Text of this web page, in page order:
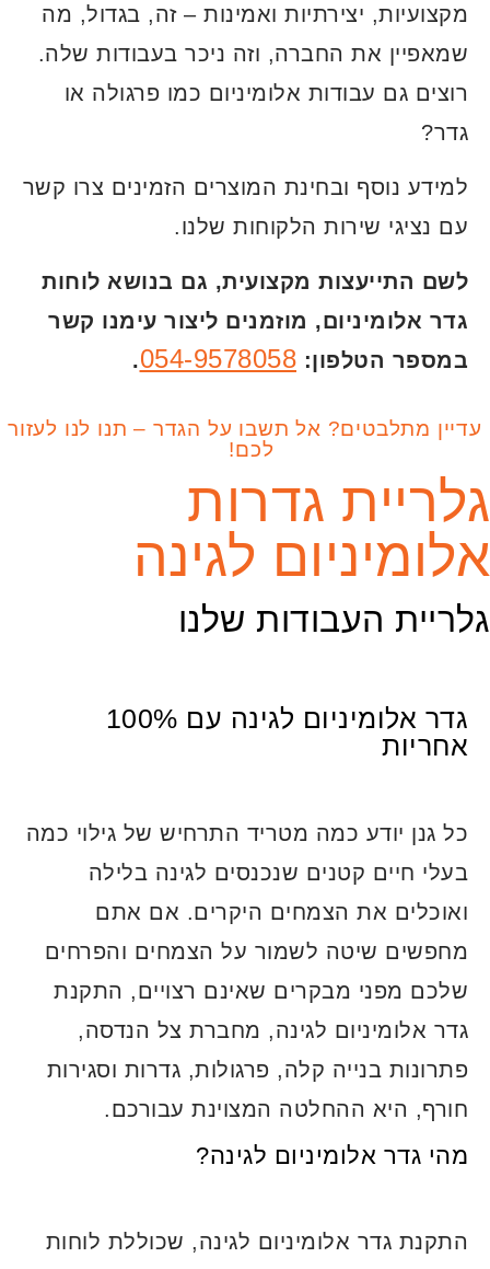
מקצועיות, יצירתיות ואמינות – זה, בגדול, מה
שמאפיין את החברה, וזה ניכר בעבודות שלה.
רוצים גם עבודות אלומיניום כמו פרגולה או
גדר?
למידע נוסף ובחינת המוצרים הזמינים צרו קשר
עם נציגי שירות הלקוחות שלנו.
לשם התייעצות מקצועית, גם בנושא לוחות
גדר אלומיניום, מוזמנים ליצור עימנו קשר
במספר הטלפון: 054-9578058
.
עדיין מתלבטים? אל תשבו על הגדר – תנו לנו לעזור
לכם!
גלריית גדרות
אלומיניום לגינה
גלריית העבודות שלנו
גדר אלומיניום לגינה עם 100%
אחריות
כל גנן יודע כמה מטריד התרחיש של גילוי כמה
בעלי חיים קטנים שנכנסים לגינה בלילה
ואוכלים את הצמחים היקרים. אם אתם
מחפשים שיטה לשמור על הצמחים והפרחים
שלכם מפני מבקרים שאינם רצויים, התקנת
גדר אלומיניום לגינה, מחברת צל הנדסה,
פתרונות בנייה קלה, פרגולות, גדרות וסגירות
חורף, היא ההחלטה המצוינת עבורכם.
מהי גדר אלומיניום לגינה?
התקנת גדר אלומיניום לגינה, שכוללת לוחות